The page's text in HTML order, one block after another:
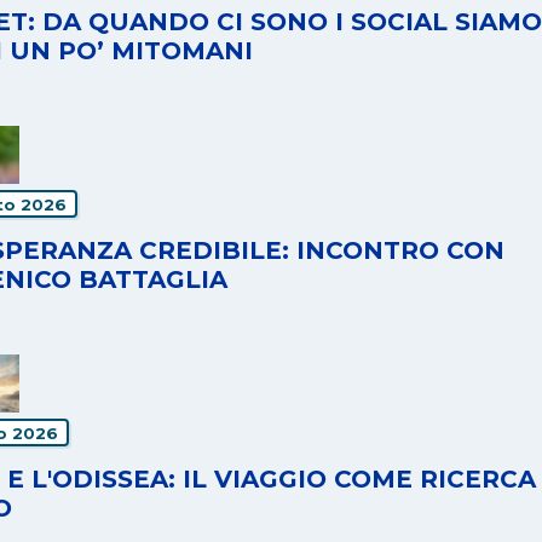
DA QUANDO CI SONO I SOCIAL SIAMO
UN PO’ MITOMANI
2026
CREDIBILE: INCONTRO CON
BATTAGLIA
2026
L'ODISSEA: IL VIAGGIO COME